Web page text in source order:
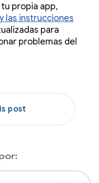
tu propia app,
las instrucciones
para
problemas del
post